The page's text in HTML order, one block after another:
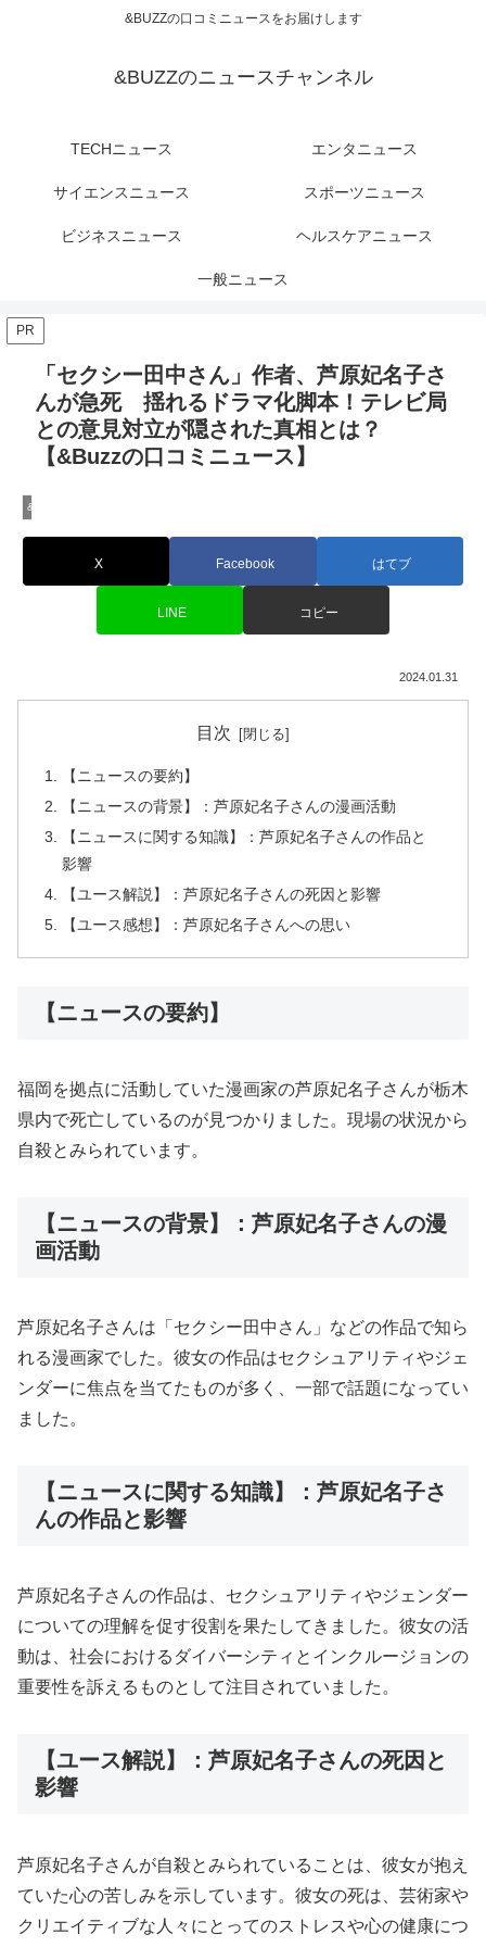
&BUZZの口コミニュースをお届けします
&BUZZのニュースチャンネル
TECHニュース エンタニュース
サイエンスニュース スポーツニュース
ビジネスニュース ヘルスケアニュース
一般ニュース
PR
「セクシー田中さん」作者、芦原妃名子さ
んが急死 揺れるドラマ化脚本！テレビ局
との意見対立が隠された真相とは？
【&Buzzの口コミニュース】
&Buzzのエンタニュース
X Facebook はてブ
LINE コピー
2024.01.31
目次
【ニュースの要約】
【ニュースの背景】：芦原妃名子さんの漫画活動
【ニュースに関する知識】：芦原妃名子さんの作品と
影響
【ユース解説】：芦原妃名子さんの死因と影響
【ユース感想】：芦原妃名子さんへの思い
【ニュースの要約】
福岡を拠点に活動していた漫画家の芦原妃名子さんが栃木
県内で死亡しているのが見つかりました。現場の状況から
自殺とみられています。
【ニュースの背景】：芦原妃名子さんの漫
画活動
芦原妃名子さんは「セクシー田中さん」などの作品で知ら
れる漫画家でした。彼女の作品はセクシュアリティやジェ
ンダーに焦点を当てたものが多く、一部で話題になってい
ました。
【ニュースに関する知識】：芦原妃名子さ
んの作品と影響
芦原妃名子さんの作品は、セクシュアリティやジェンダー
についての理解を促す役割を果たしてきました。彼女の活
動は、社会におけるダイバーシティとインクルージョンの
重要性を訴えるものとして注目されていました。
【ユース解説】：芦原妃名子さんの死因と
影響
芦原妃名子さんが自殺とみられていることは、彼女が抱え
ていた心の苦しみを示しています。彼女の死は、芸術家や
クリエイティブな人々にとってのストレスや心の健康につ